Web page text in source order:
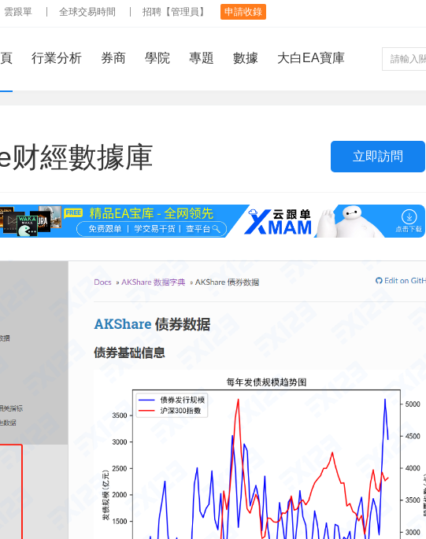
雲跟單 全球交易時間 招聘【管理員】 申請收錄
行業分析 券商 學院 專題 數據 大白EA寶庫
财經數據庫 立即訪問